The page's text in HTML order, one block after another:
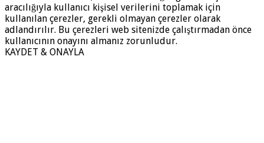
aracılığıyla kullanıcı kişisel verilerini toplamak için
kullanılan çerezler, gerekli olmayan çerezler olarak
adlandırılır. Bu çerezleri web sitenizde çalıştırmadan önce
kullanıcının onayını almanız zorunludur.
KAYDET & ONAYLA